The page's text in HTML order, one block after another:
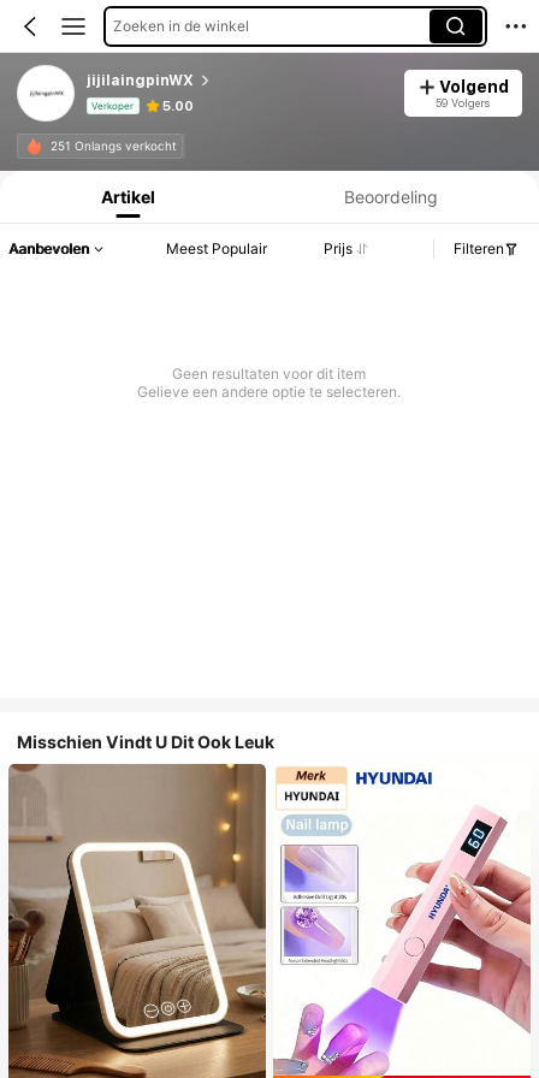
Zoeken in de winkel
jijilaingpinWX
Verkoper 5.00
Volgend
59 Volgers
251 Onlangs verkocht
Productinformatie: Prijsopenbaring, Verkoop- en Voorraadgegevens.
Artikel Beoordeling
Aanbevolen Meest Populair Prijs Filteren
Geen resultaten voor dit item
Gelieve een andere optie te selecteren.
Misschien Vindt U Dit Ook Leuk